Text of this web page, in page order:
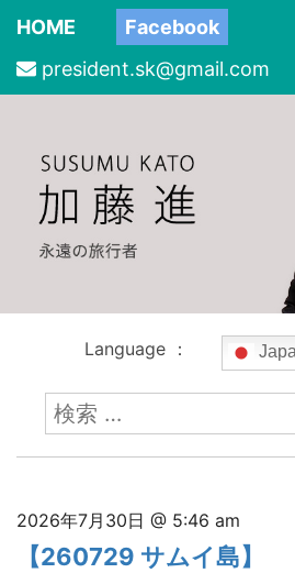
HOME
Facebook
president.sk@gmail.com
Language ：
検
索:
2026年7月30日 @ 5:46 am
【260729 サムイ島】